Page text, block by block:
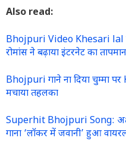
Also read:
Bhojpuri Video Khesari lal
रोमांस ने बढ़ाया इंटरनेट का तापमान
Bhojpuri गाने ना दिया चुम्मा
मचाया तहलका
Superhit Bhojpuri Song:
गाना ‘लॉकर में जवानी’ हुआ